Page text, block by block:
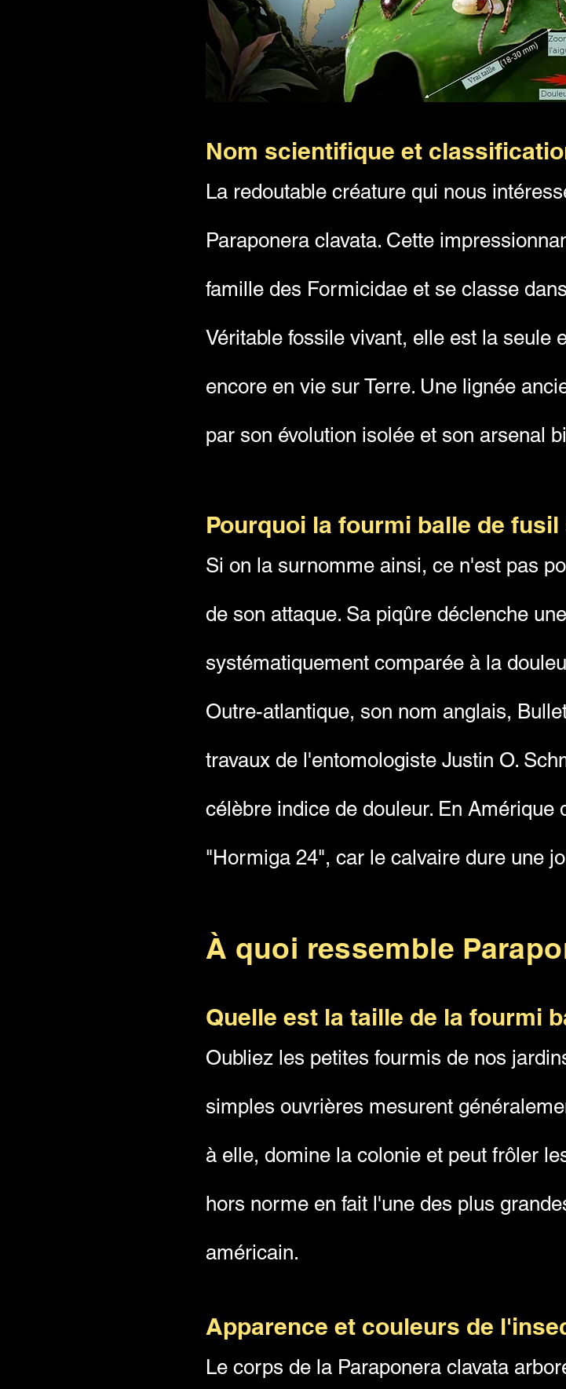
Source : Gemini
Nom scientifique et
La redoutable créature qui nous
Paraponera clavata. Cette
famille des Formicidae et se classe
Véritable fossile vivant, elle est la seule
encore en vie sur Terre. Une lignée
par son évolution isolée et son arsenal
Pourquoi la fourmi balle de
Si on la surnomme ainsi, ce n'est pas
de son attaque. Sa piqûre déclenche
systématiquement comparée à la
Outre-atlantique, son nom anglais,
travaux de l'entomologiste Justin O.
célèbre indice de douleur. En
"Hormiga 24", car le calvaire dure une
À quoi ressemble
Quelle est la taille de la fourmi
Oubliez les petites fourmis de nos
simples ouvrières mesurent
à elle, domine la colonie et peut frôler
hors norme en fait l'une des plus
américain.
Apparence et couleurs de
Le corps de la Paraponera clavata